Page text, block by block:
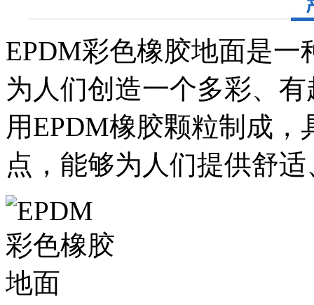
EPDM彩色橡胶地面是
为人们创造一个多彩、
用EPDM橡胶颗粒制成
点，能够为人们提供舒